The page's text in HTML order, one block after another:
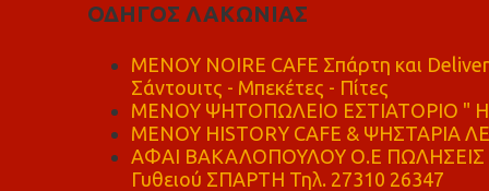
ΟΔΗΓΟΣ ΛΑΚΩΝΙΑΣ
MENOY NOIRE CAFE Σπάρτη και
Σάντουιτς - Μπεκέτες - Πίτες
ΜΕΝΟΥ ΨΗΤΟΠΩΛΕΙΟ ΕΣΤΙΑΤΟΡΙΟ "
ΜΕΝΟΥ HISTORY CAFE & ΨΗΣΤΑΡΙΑ
ΑΦΑΙ ΒΑΚΑΛΟΠΟΥΛΟΥ Ο.Ε ΠΩΛΗΣΕΙΣ
Γυθειού ΣΠΑΡΤΗ Τηλ. 27310 26347